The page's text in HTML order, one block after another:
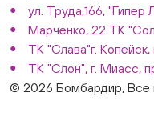
ул. Труда,166, "Гипер
Марченко, 22 ТК
ТК "Слава"г.
ТК "Слон", г. Миасс,
© 2026 Бомбардир, Все